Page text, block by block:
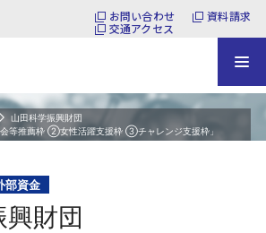
お問い合わせ
資料請求
交通アクセス
山田科学振興財団
等推薦枠 ②女性活躍支援枠 ③チャレンジ支援枠」
部資金
興財団